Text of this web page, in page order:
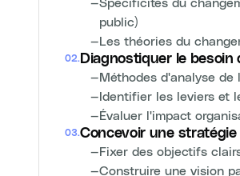
public)
—Les théories du
02. Diagnostiquer le besoin
—Méthodes d'analyse de
—Identifier les leviers et
—Évaluer l'impact
03.Concevoir une
—Fixer des objectifs
—Construire une vision